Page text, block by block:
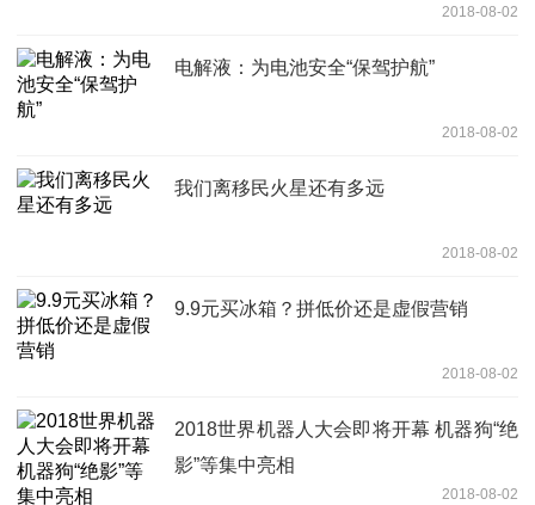
2018-08-02
电解液：为电池安全“保驾护航”
2018-08-02
我们离移民火星还有多远
2018-08-02
9.9元买冰箱？拼低价还是虚假营销
2018-08-02
2018世界机器人大会即将开幕 机器狗“绝
影”等集中亮相
2018-08-02